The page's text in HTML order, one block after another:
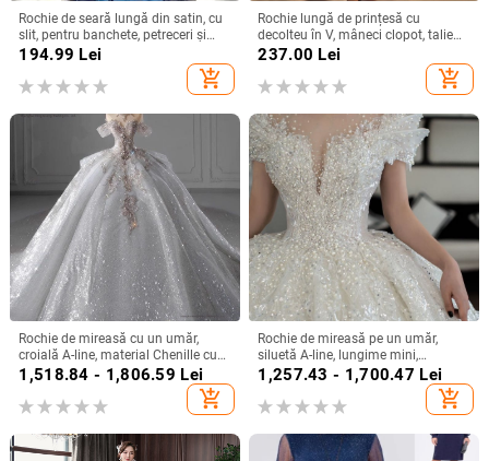
Rochie de seară lungă din satin, cu
slit, pentru banchete, petreceri și
evenimente formale
194.99 Lei
add_shopping_cart
Rochie lungă de prințesă cu
decolteu în V, mâneci clopot, talie
înaltă, imprimeu geometric,
237.00 Lei
add_shopping_cart
Rochie de mireasă cu un umăr,
croială A-line, material Chenille cu
Spandex, talie înaltă
1,518.84 - 1,806.59 Lei
add_shopping_cart
Rochie de mireasă pe un umăr,
siluetă A-line, lungime mini,
țesătură chenille cu spandex,
primăvara 2024
1,257.43 - 1,700.47 Lei
add_shopping_cart